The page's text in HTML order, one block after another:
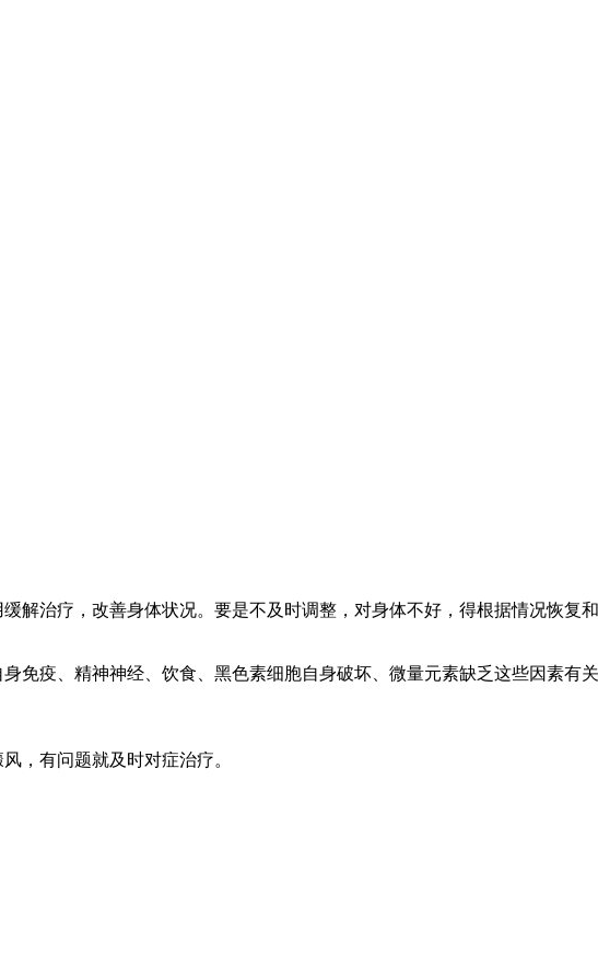
解治疗，改善身体状况。要是不及时调整，对身体不好，得根据情况恢复和
免疫、精神神经、饮食、黑色素细胞自身破坏、微量元素缺乏这些因素有
，有问题就及时对症治疗。